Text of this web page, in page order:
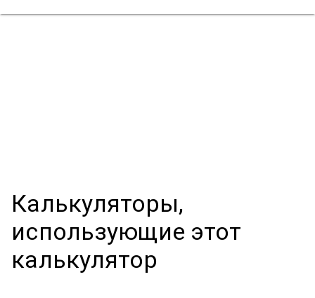
Калькуляторы,
использующие этот
калькулятор